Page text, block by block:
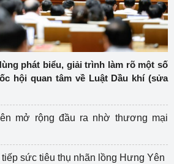
phát biểu, giải trình làm rõ một số
hội quan tâm về Luật Dầu khí (sửa
mở rộng đầu ra nhờ thương mại
sức tiêu thụ nhãn lồng Hưng Yên